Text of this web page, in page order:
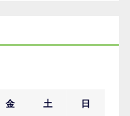
金 土 日